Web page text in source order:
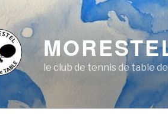
le club de tennis de table